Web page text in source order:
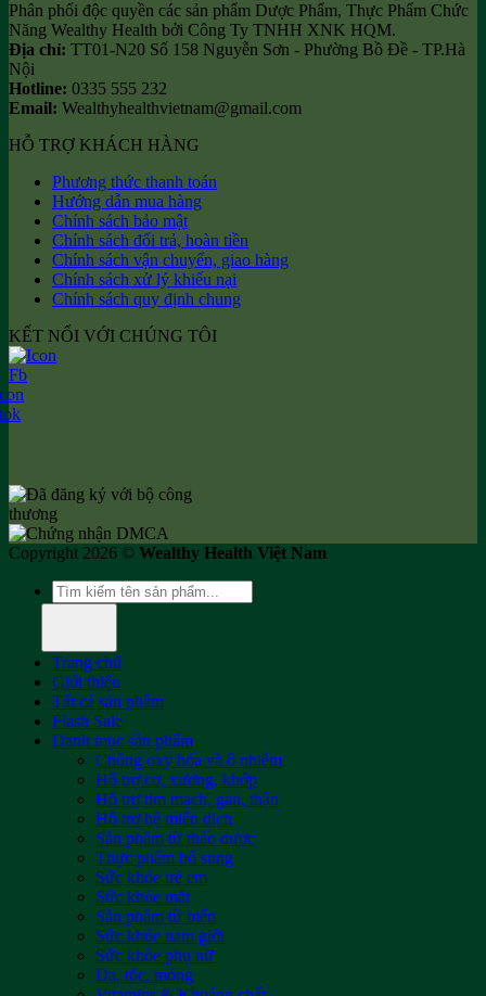
Phân phối độc quyền các sản phẩm Dược Phẩm, Thực Phẩm Chức
Năng Wealthy Health bởi Công Ty TNHH XNK HQM.
Địa chỉ: TT01-N20 Số 158 Nguyễn Sơn - Phường Bồ Đề - TP.Hà
Nội
Hotline: 0335 555 232
Email: Wealthyhealthvietnam@gmail.com
HỖ TRỢ KHÁCH HÀNG
Phương thức thanh toán
Hướng dẫn mua hàng
Chính sách bảo mật
Chính sách đổi trả, hoàn tiền
Chính sách vận chuyển, giao hàng
Chính sách xử lý khiếu nại
Chính sách quy định chung
KẾT NỐI VỚI CHÚNG TÔI
Copyright 2026 © Wealthy Health Việt Nam
Tìm
kiếm:
Trang chủ
Giới thiệu
Tất cả sản phẩm
Flash Sale
Danh mục sản phẩm
Chống oxy hóa và ô nhiễm
Hỗ trợ cơ, xương, khớp
Hỗ trợ tim mạch, gan, thận
Hỗ trợ hệ miễn dịch
Sản phẩm từ thảo dược
Thực phẩm bổ sung
Sức khỏe trẻ em
Sức khỏe mắt
Sản phẩm từ biển
Sức khỏe nam giới
Sức khỏe phụ nữ
Da, tóc, móng